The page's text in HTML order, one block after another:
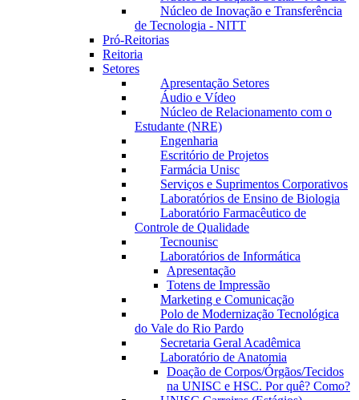
Núcleo de Inovação e Transferência
de Tecnologia - NITT
Pró-Reitorias
Reitoria
Setores
Apresentação Setores
Áudio e Vídeo
Núcleo de Relacionamento com o
Estudante (NRE)
Engenharia
Escritório de Projetos
Farmácia Unisc
Serviços e Suprimentos Corporativos
Laboratórios de Ensino de Biologia
Laboratório Farmacêutico de
Controle de Qualidade
Tecnounisc
Laboratórios de Informática
Apresentação
Totens de Impressão
Marketing e Comunicação
Polo de Modernização Tecnológica
do Vale do Rio Pardo
Secretaria Geral Acadêmica
Laboratório de Anatomia
Doação de Corpos/Órgãos/Tecidos
na UNISC e HSC. Por quê? Como?